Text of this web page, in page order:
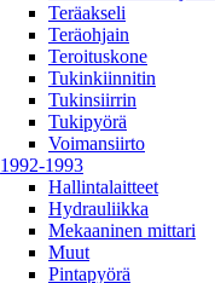
Teräakseli
Teräohjain
Teroituskone
Tukinkiinnitin
Tukinsiirrin
Tukipyörä
Voimansiirto
1992-1993
Hallintalaitteet
Hydrauliikka
Mekaaninen mittari
Muut
Pintapyörä